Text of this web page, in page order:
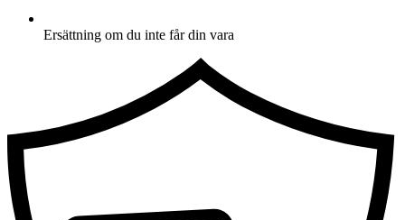
Ersättning om du inte får din vara